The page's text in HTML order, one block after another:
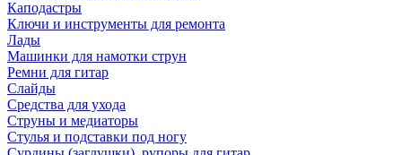
Каподастры
Ключи и инструменты для ремонта
Лады
Машинки для намотки струн
Ремни для гитар
Слайды
Средства для ухода
Струны и медиаторы
Стулья и подставки под ногу